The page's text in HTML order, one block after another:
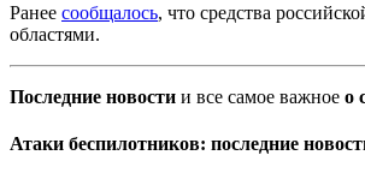
Ранее сообщалось, что средства
областями.
Последние новости и все самое важное о
Атаки беспилотников: последние